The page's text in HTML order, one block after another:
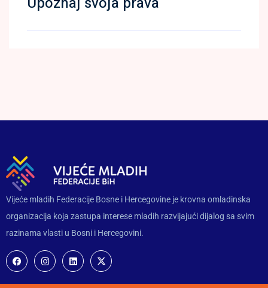
Vijeće mladih Federacije Bosne i Hercegovine je krovna omladinska
organizacija koja zastupa interese mladih razvijajući dijalog sa svim
razinama vlasti u Bosni i Hercegovini.